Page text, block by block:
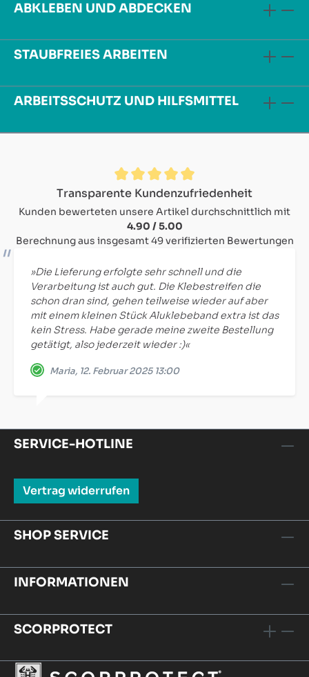
ABKLEBEN UND ABDECKEN
STAUBFREIES ARBEITEN
ARBEITSSCHUTZ UND HILFSMITTEL
Durchschnittliche Bewertung von 4.9 von 5 Sternen
Transparente Kundenzufriedenheit
Kunden bewerteten unsere Artikel durchschnittlich mit
4.90 / 5.00
Berechnung aus insgesamt 49 verifizierten Bewertungen
»Die Lieferung erfolgte sehr schnell und die
Verarbeitung ist auch gut. Die Klebestreifen die
schon dran sind, gehen teilweise wieder auf aber
mit einem kleinen Stück Aluklebeband extra ist das
kein Stress. Habe gerade meine zweite Bestellung
getätigt, also jederzeit wieder :)«
Maria, 12. Februar 2025 13:00
SERVICE-HOTLINE
Vertrag widerrufen
SHOP SERVICE
INFORMATIONEN
SCORPROTECT